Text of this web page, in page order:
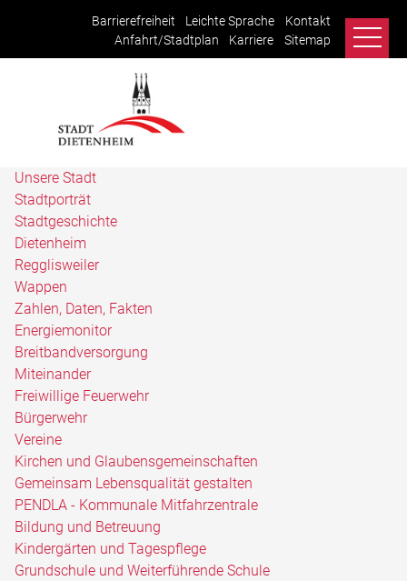
Barrierefreiheit Leichte Sprache
Kontakt
Anfahrt/Stadtplan
Karriere Sitemap
Unsere Stadt
Stadtporträt
Stadtgeschichte
Dietenheim
Regglisweiler
Wappen
Zahlen, Daten, Fakten
Energiemonitor
Breitbandversorgung
Miteinander
Freiwillige Feuerwehr
Bürgerwehr
Vereine
Kirchen und Glaubensgemeinschaften
Gemeinsam Lebensqualität gestalten
PENDLA - Kommunale Mitfahrzentrale
Bildung und Betreuung
Kindergärten und Tagespflege
Grundschule und Weiterführende Schule